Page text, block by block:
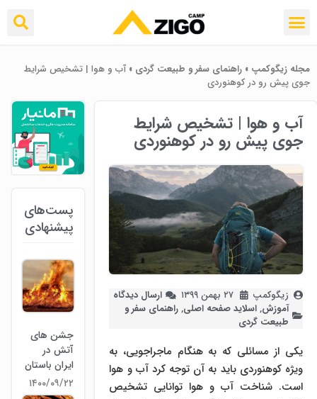
مجله زیگوکمپ » راهنمای سفر و طبیعت گردی »آب و هوا | تشخیص شرایط
جوی پیش رو در کوهنوردی
آب و هوا | تشخیص شرایط
جوی پیش رو در کوهنوردی
زیگوکمپ ۲۷ بهمن ۱۳۹۹
ارسال دیدگاه
آموزش,اسلاید صفحه اصلی,راهنمای سفر و
طبیعت گردی
یکی از مسائلی که به هنگام ماجراجویی، به
ویژه کوهنوردی باید به آن توجه کرد آب و هوا
است. شناخت آب و هوا توانایی تشخیص
پست‌های
پیشنهادی
جشن های
آتش در
ایران باستان
۱۴۰۰/۰۹/۲۲